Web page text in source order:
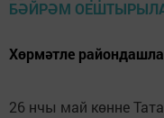
Хөрмәтле
26 нчы май көнне